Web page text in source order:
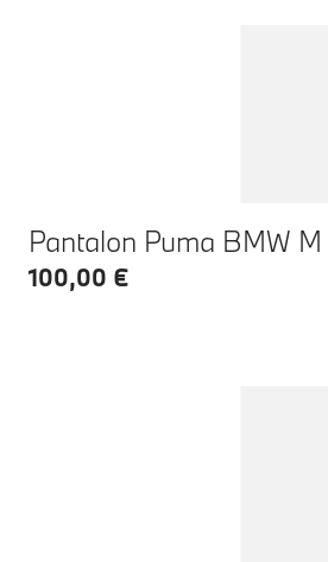
Pantalon Puma BMW
100,00 €